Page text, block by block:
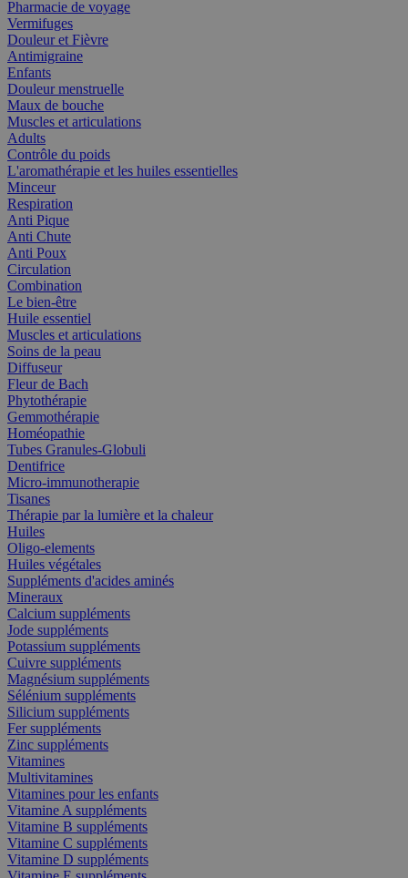
Pharmacie de voyage
Vermifuges
Douleur et Fièvre
Antimigraine
Enfants
Douleur menstruelle
Maux de bouche
Muscles et articulations
Adults
Contrôle du poids
L'aromathérapie et les huiles essentielles
Minceur
Respiration
Anti Pique
Anti Chute
Anti Poux
Circulation
Combination
Le bien-être
Huile essentiel
Muscles et articulations
Soins de la peau
Diffuseur
Fleur de Bach
Phytothérapie
Gemmothérapie
Homéopathie
Tubes Granules-Globuli
Dentifrice
Micro-immunotherapie
Tisanes
Thérapie par la lumière et la chaleur
Huiles
Oligo-elements
Huiles végétales
Suppléments d'acides aminés
Mineraux
Calcium suppléments
Jode suppléments
Potassium suppléments
Cuivre suppléments
Magnésium suppléments
Sélénium suppléments
Silicium suppléments
Fer suppléments
Zinc suppléments
Vitamines
Multivitamines
Vitamines pour les enfants
Vitamine A suppléments
Vitamine B suppléments
Vitamine C suppléments
Vitamine D suppléments